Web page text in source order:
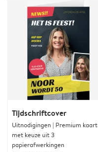
Tijdschriftcover
Uitnodigingen | Premium kaart
met keuze uit 3
papierafwerkingen